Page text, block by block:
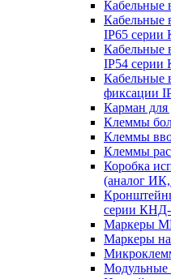
Кабельные
Кабельные
IP65
Кабельные
IP54
Кабельные
фиксации
Карман
Клеммы
Клеммы
Клеммы
Коробка
(аналог
серии
Маркеры
Маркеры
Модульные